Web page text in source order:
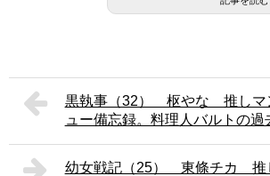
黒執事（32） 枢やな 推しマ
ュー備忘録。料理人バルトの過
幼女戦記（25） 東條チカ 推